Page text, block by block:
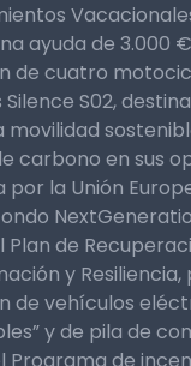
ayuda de 3.000
de cuatro
S02,
movilidad
carbono en sus
por la Unión
Plan de
y Resiliencia,
de vehículos
y de pila de